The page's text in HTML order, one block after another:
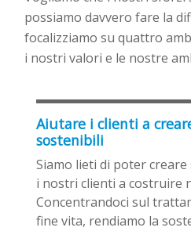
possiamo davvero fare la
focalizziamo su quattro
i nostri valori e le nostre
Aiutare i clienti a
sostenibili
Siamo lieti di poter
i nostri clienti a costruire
Concentrandoci sul
fine vita, rendiamo la